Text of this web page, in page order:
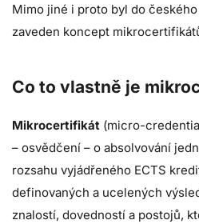
Mimo jiné i proto byl do
zaveden koncept
Co to vlastně je
Mikrocertifikát (micro-
– osvědčení – o absolvování
rozsahu vyjádřeného ECTS
definovaných a ucelených
znalostí, dovedností a postojů,